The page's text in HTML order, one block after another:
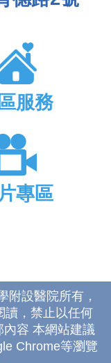
服務
專區
附設醫院所有，
讀，禁止以任何
容 本網站建議
Chrome等瀏覽